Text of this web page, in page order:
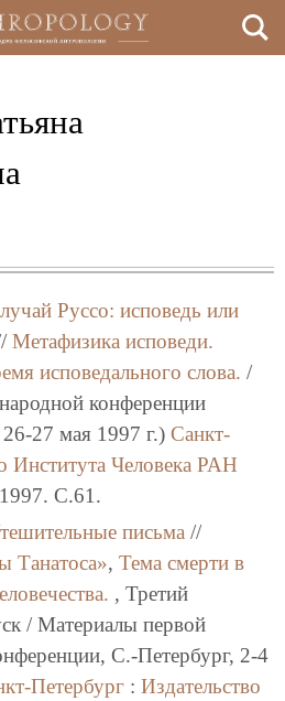
Руссо: исповедь или
Метафизика исповеди.
исповедального слова. /
конференции
27 мая 1997 г.) Санкт-
Института Человека РАН
C.61.
письма//
Танатоса», Тема смерти в
, Третий
/ Материалы первой
С.-Петербург, 2-4
Петербург: Издательство